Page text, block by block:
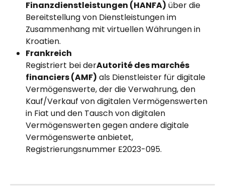
Finanzdienstleistungen (HANFA) über die
Bereitstellung von Dienstleistungen im
Zusammenhang mit virtuellen Währungen in
Kroatien.
Frankreich
Registriert bei derAutorité des marchés
financiers (AMF) als Dienstleister für digitale
Vermögenswerte, der die Verwahrung, den
Kauf/Verkauf von digitalen Vermögenswerten
in Fiat und den Tausch von digitalen
Vermögenswerten gegen andere digitale
Vermögenswerte anbietet,
Registrierungsnummer E2023-095.